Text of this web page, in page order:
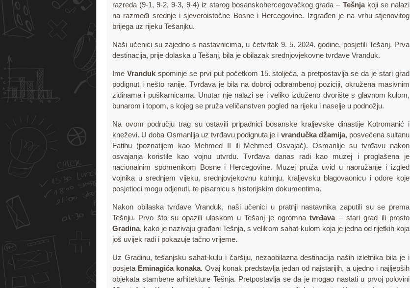
razreda (9-1, 9-2, 9-3, 9-4) iz starog bosanskohercegovačkog grada – Tešnjakoji se nalazi
na razmeđi srednje i sjeveroistočne Bosne i Hercegovine. Izgrađen je na vrhu stjenovitog
brijega uz rijeku Tešanjku.
Naši učenici su zajedno s nastavnicima, u četvrtak 9. 5. 2024. godine, posjetili Tešanj. Prva
destinacija, prije dolaska u Tešanj, bila je obilazak srednjovjekovne tvrđave Vranduk.
Ime Vrandukspominje se prvi put početkom 15. stoljeća, a pretpostavlja se da je stari grad
podignut i nešto ranije. Tvrđava je bila na dobroj odbrambenoj poziciji, okružena masivnim
zidinama i puškarnicama. Unutar nje nalazi se i veliko izduženo dvorište s glavnom kulom,
bunarom i topom, s kojeg se pruža veličanstven pogled na rijeku i naselje u podnožju.
Na ovom području trag su ostavili pripadnici bosanske kraljevske dinastije Kotromanić i
kneževi. U doba Osmanlija uz tvrđavu podignuta je i vrandučka džamija, posvećena sultanu
Fatihu (poznatijem kao Mehmed II ili Mehmed Osvajač). Osmanlije su tvrđavu nakon
osvajanja koristile kao vojnu utvrdu. Tvrđava danas radi kao muzej
i proglašena je
nacionalnim spomenikom Bosne i Hercegovine. Muzej pruža uvid u naoružanje i izgled
vojnika u srednjem vijeku, srednjovjekovnu kuhinju, kraljevsku blagovaonicu i odore koje
posjetioci mogu odjenuti, te pisarnicu s historijskim dokumentima.
Nakon obilaska tvrđave Vranduk, naši učenici u pratnji nastavnika zaputili su se prema
Tešnju. Prvo što su opazili ulaskom u Tešanj je ogromnatvrđava– stari grad ili prosto
Gradina, kako je nazivaju građani Tešnja, s velikom sahat-kulom koja je jedna od rijetkih koja
još uvijek radi i pokazuje tačno vrijeme.
Uz Gradinu, tešanjsku sahat-kulu i čaršiju, nezaobilazna destinacija naših izletnika bila je i
posjeta Eminagića konaka. Ovaj konak predstavlja jedan od najstarijih, a ujedno i najljepših
objekata stambene arhitekture Tešnja. Pretpostavlja se da je mogao nastati u prvoj polovini